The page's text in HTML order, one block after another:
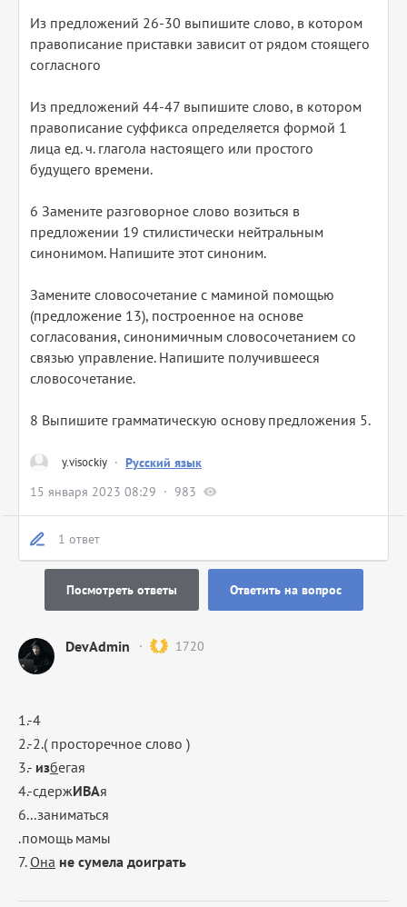
y.visockiy · Русский язык
15 января 2023 08:29
983
Из предложений 26-30 выпишите слово, в котором
правописание приставки зависит от рядом стоящего
согласного
Из предложений 44-47 выпишите слово, в котором
правописание суффикса определяется формой 1
лица ед. ч. глагола настоящего или простого
будущего времени.
6 Замените разговорное слово возиться в
предложении 19 стилистически нейтральным
синонимом. Напишите этот синоним.
Замените словосочетание с маминой помощью
(предложение 13), построенное на основе
согласования, синонимичным словосочетанием со
связью управление. Напишите получившееся
словосочетание.
8 Выпишите грамматическую основу предложения 5.
1 ответ
Посмотреть ответы Ответить на вопрос
DevAdmin 1720
1.-4
2.-2.( просторечное слово )
3.- избегая
4.-сдержИВАя
6...заниматься
.помощь мамы
7. Она не сумела доиграть